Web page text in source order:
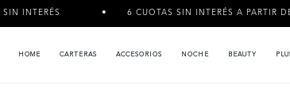
6 CUOTAS SIN INTERÉS A PARTIR DE $120.000
HOME CARTERAS ACCESORIOS NOCHE BEAUTY